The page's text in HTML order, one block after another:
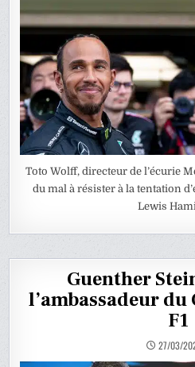
Toto Wolff, directeur de l’écurie
du mal à résister à la tentation
Lewis
Guenther
l’ambassadeur du
F1
27/03/